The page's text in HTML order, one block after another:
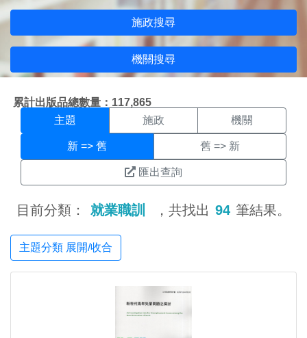
施政搜尋
機關搜尋
累計出版品總數量：117,865
主題搜尋結果頁面
主題 施政 機關
新 => 舊 舊 => 新
匯出查詢
目前分類： 就業職訓 ，共找出 94 筆結果。
主題分類 展開/收合